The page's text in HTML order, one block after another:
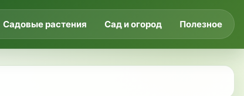
Садовые растения Сад и огород Полезное